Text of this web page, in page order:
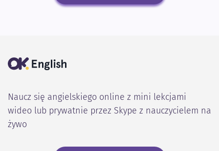
Naucz się angielskiego online z mini lekcjami
wideo lub prywatnie przez Skype z nauczycielem na
żywo